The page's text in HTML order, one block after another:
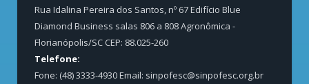
Rua Idalina Pereira dos Santos, nº 67 Edifício Blue
Diamond Business salas 806 a 808 Agronômica -
Florianópolis/SC CEP: 88.025-260
Telefone:
Fone: (48) 3333-4930 Email: sinpofesc@sinpofesc.org.br